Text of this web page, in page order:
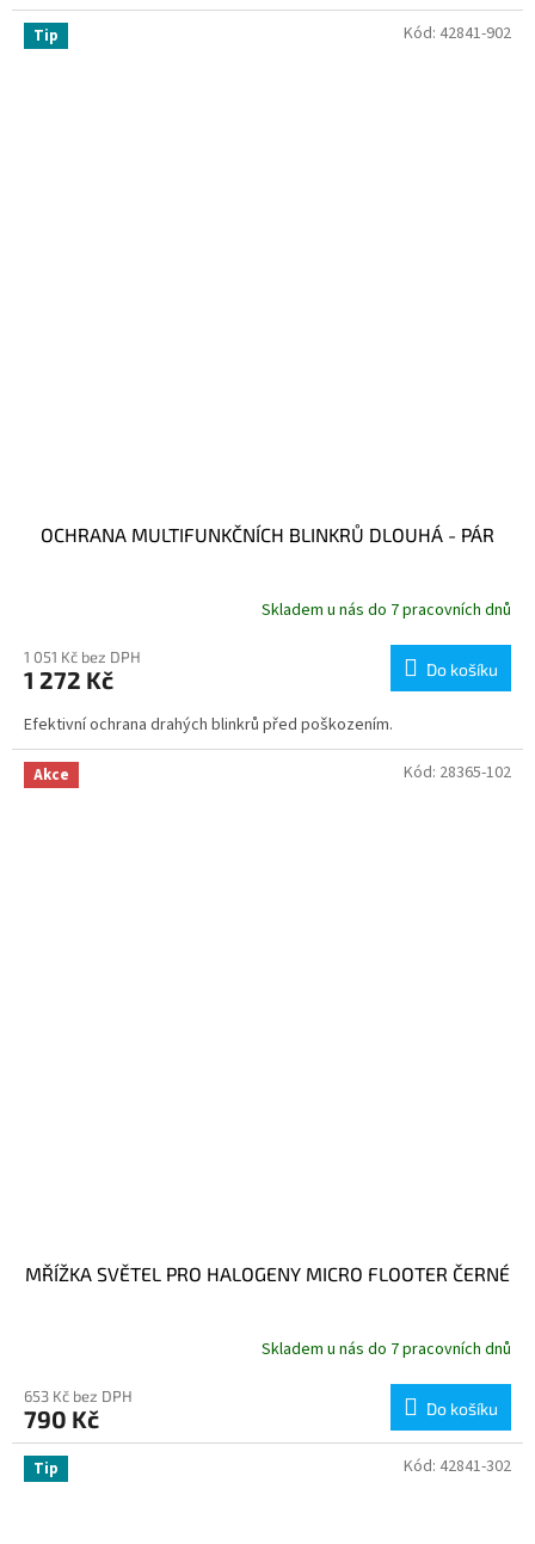
Tip
OCHRANA MULTIFUNKČNÍCH BLINKRŮ DLOUHÁ - PÁR
Skladem u nás do 7 pracovních dnů
1 051 Kč bez DPH
1 272 Kč Do košíku
Efektivní ochrana drahých blinkrů před poškozením.
Kód: 42841-902
Akce
MŘÍŽKA SVĚTEL PRO HALOGENY MICRO FLOOTER ČERNÉ
Skladem u nás do 7 pracovních dnů
653 Kč bez DPH
790 Kč Do košíku
Kód: 28365-102
Tip Kód: 42841-302